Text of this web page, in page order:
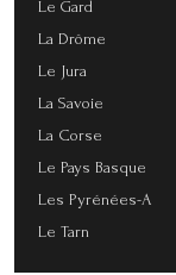
Le Gard
La Drôme
Le Jura
La Savoie
La Corse
Le Pays Basque
Les Pyrénées-A
Le Tarn